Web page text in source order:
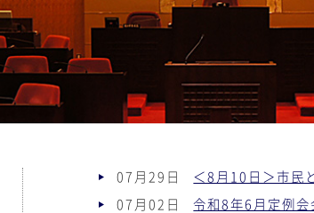
07月29日
＜8月10日＞市民
07月02日
令和8年6月定例